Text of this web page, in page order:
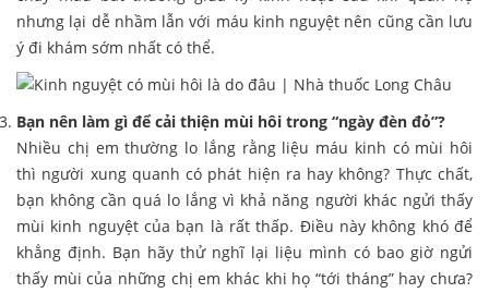
nhưng lại dễ nhầm lẫn với máu kinh nguyệt nên cũng cần lưu
ý đi khám sớm nhất có thể.
Bạn nên làm gì để cải thiện mùi hôi trong “ngày đèn đỏ”?
Nhiều chị em thường lo lắng rằng liệu máu kinh có mùi hôi
thì người xung quanh có phát hiện ra hay không? Thực chất,
bạn không cần quá lo lắng vì khả năng người khác ngửi thấy
mùi kinh nguyệt của bạn là rất thấp. Điều này không khó để
khẳng định. Bạn hãy thử nghĩ lại liệu mình có bao giờ ngửi
thấy mùi của những chị em khác khi họ “tới tháng” hay chưa?